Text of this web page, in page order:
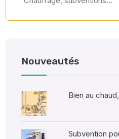
Nouveautés
Bien au
Subvention